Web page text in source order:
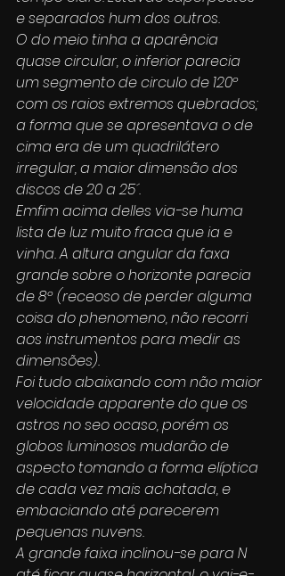
e separados hum dos outros.
O do meio tinha a aparência
quase circular, o inferior parecia
um segmento de circulo de 120º
com os raios extremos quebrados;
a forma que se apresentava o de
cima era de um quadrilátero
irregular, a maior dimensão dos
discos de 20 a 25´.
Emfim acima delles via-se huma
lista de luz muito fraca que ia e
vinha. A altura angular da faxa
grande sobre o horizonte parecia
de 8º (receoso de perder alguma
coisa do phenomeno, não recorri
aos instrumentos para medir as
dimensões).
Foi tudo abaixando com não maior
velocidade apparente do que os
astros no seo ocaso, porém os
globos luminosos mudarão de
aspecto tomando a forma elíptica
de cada vez mais achatada, e
embaciando até parecerem
pequenas nuvens.
A grande faixa inclinou-se para N